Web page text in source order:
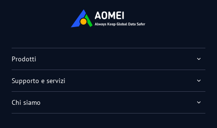
Prodotti
Supporto e servizi
Chi siamo